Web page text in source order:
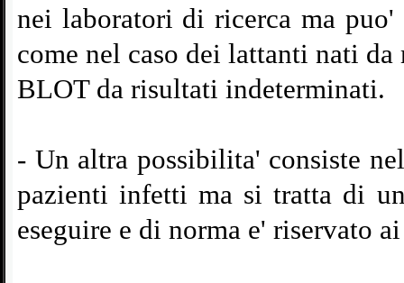
nei laboratori di ricerca ma puo'
come nel caso dei lattanti nati
BLOT da risultati indeterminati.
- Un altra possibilita' consiste
pazienti infetti ma si tratta di
eseguire e di norma e' riservato